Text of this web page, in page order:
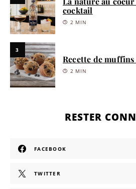
cocktail
2 MIN
3
Recette de
2 MIN
RESTER
FACEBOOK
TWITTER